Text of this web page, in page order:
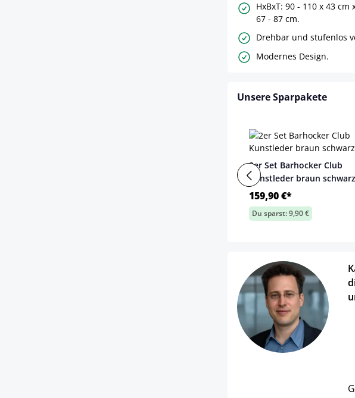
HxBxT: 90 - 110 x 43 cm
67 - 87 cm.
Drehbar und stufenlos
Modernes Design.
Unsere Sparpakete
2er Set Barhocker Club
Kunstleder braun schwarz
159,90 €*
Du sparst: 9,90 €